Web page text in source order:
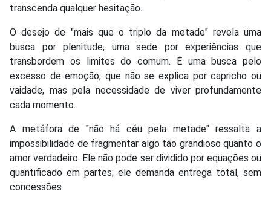
transcenda qualquer hesitação.
O desejo de "mais que o triplo da metade" revela uma
busca por plenitude, uma sede por experiências que
transbordem os limites do comum. É uma busca pelo
excesso de emoção, que não se explica por capricho ou
vaidade, mas pela necessidade de viver profundamente
cada momento.
A metáfora de "não há céu pela metade" ressalta a
impossibilidade de fragmentar algo tão grandioso quanto o
amor verdadeiro. Ele não pode ser dividido por equações ou
quantificado em partes; ele demanda entrega total, sem
concessões.